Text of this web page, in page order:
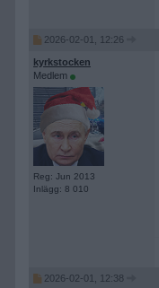
2026-02-01, 12:26
kyrkstocken
Medlem
Reg: Jun 2013
Inlägg: 8 010
2026-02-01, 12:38